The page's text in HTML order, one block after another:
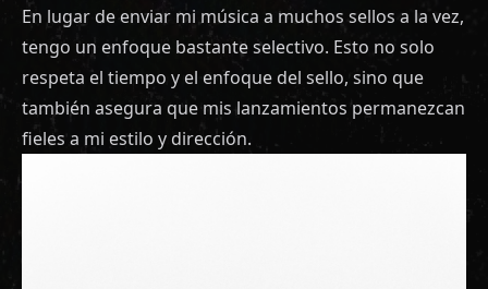
En lugar de enviar mi música a muchos sellos a la vez,
tengo un enfoque bastante selectivo. Esto no solo
respeta el tiempo y el enfoque del sello, sino que
también asegura que mis lanzamientos permanezcan
fieles a mi estilo y dirección.